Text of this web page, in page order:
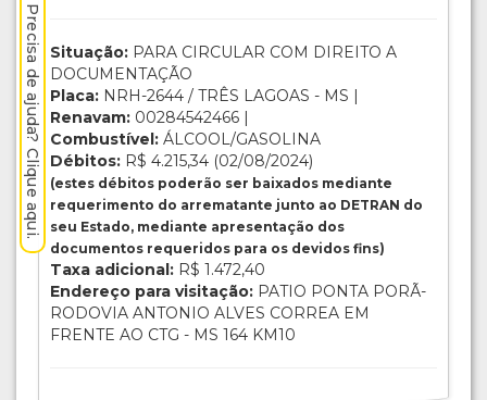
Situação: PARA CIRCULAR COM DIREITO A
DOCUMENTAÇÃO
Placa: NRH-2644 / TRÊS LAGOAS - MS |
Renavam: 00284542466 |
Combustível: ÁLCOOL/GASOLINA
Débitos: R$ 4.215,34 (02/08/2024)
(estes débitos poderão ser baixados mediante
requerimento do arrematante junto ao DETRAN do
seu Estado, mediante apresentação dos
documentos requeridos para os devidos fins)
Taxa adicional: R$ 1.472,40
Endereço para visitação: PATIO PONTA PORÃ-
RODOVIA ANTONIO ALVES CORREA EM
FRENTE AO CTG - MS 164 KM10
Precisa de ajuda? Clique aqui.